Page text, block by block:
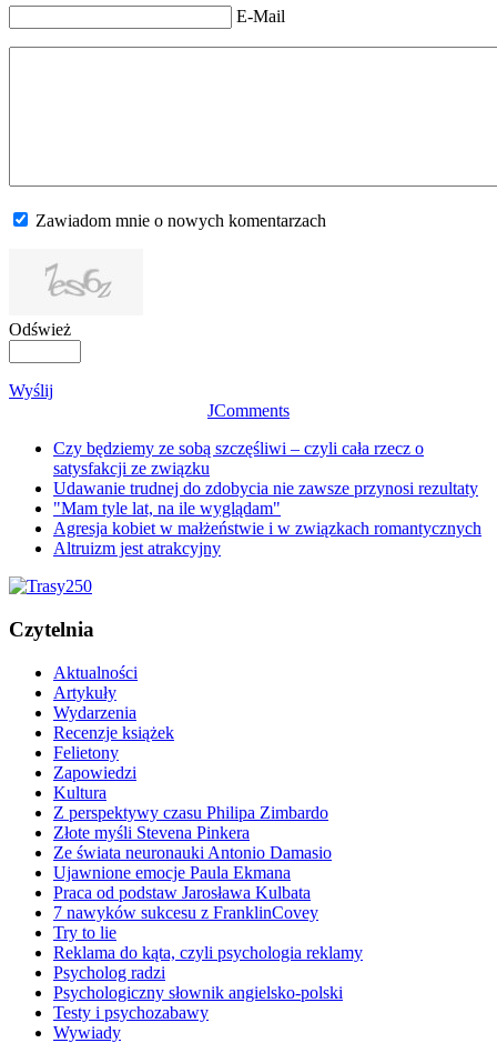
E-Mail
Zawiadom mnie o nowych komentarzach
Odśwież
Wyślij
JComments
Czy będziemy ze sobą szczęśliwi – czyli cała rzecz o
satysfakcji ze związku
Udawanie trudnej do zdobycia nie zawsze przynosi rezultaty
"Mam tyle lat, na ile wyglądam"
Agresja kobiet w małżeństwie i w związkach romantycznych
Altruizm jest atrakcyjny
Czytelnia
Aktualności
Artykuły
Wydarzenia
Recenzje książek
Felietony
Zapowiedzi
Kultura
Z perspektywy czasu Philipa Zimbardo
Złote myśli Stevena Pinkera
Ze świata neuronauki Antonio Damasio
Ujawnione emocje Paula Ekmana
Praca od podstaw Jarosława Kulbata
7 nawyków sukcesu z FranklinCovey
Try to lie
Reklama do kąta, czyli psychologia reklamy
Psycholog radzi
Psychologiczny słownik angielsko-polski
Testy i psychozabawy
Wywiady